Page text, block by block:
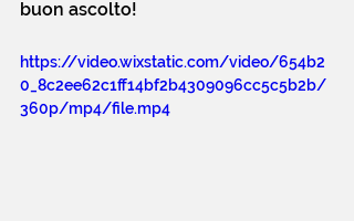
buon ascolto!
https://video.wixstatic.com/video/654b2
0_8c2ee62c1ff14bf2b4309096cc5c5b2b/
360p/mp4/file.mp4